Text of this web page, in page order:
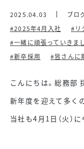
2025.04.03
ブロ
#2025年4月入社
#リ
#一緒に頑張っていきま
#新卒採用
#皆さんに
こんにちは。総務部
新年度を迎えて多く
当社も4月1日（火）